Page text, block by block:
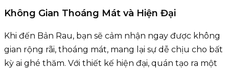
Không Gian Thoáng Mát và Hiện Đại
Khi đến Bản Rau, bạn sẽ cảm nhận ngay được không
gian rộng rãi, thoáng mát, mang lại sự dễ chịu cho bất
kỳ ai ghé thăm. Với thiết kế hiện đại, quán tạo ra một